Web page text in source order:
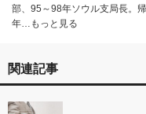
部、95～98年ソウル支局長。
年…もっと見る
関連記事